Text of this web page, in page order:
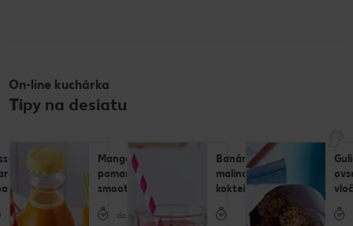
On-line kuchárka
Tipy na desiatu
Mangovo-
pomarančové
smoothie
do 15 minút
Banánovo-
malinový
kokteil